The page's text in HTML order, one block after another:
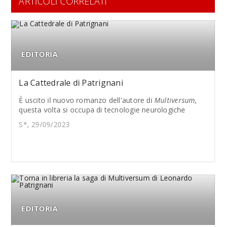
EDITORIA
La Cattedrale di Patrignani
È uscito il nuovo romanzo dell'autore diMultiversum,
questa volta si occupa di tecnologie neurologiche
S*, 29/09/2023
EDITORIA